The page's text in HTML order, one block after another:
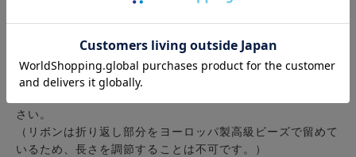
コードレースをカットし2枚縫い合わせ、手に沿う様に形作
っています。
リボンで結ぶ珍しいタイプで、個性的でかつエレガントなグ
ローブはゲストの方からも注目度が高くなります。
さい。
（リボンは折り返し部分をヨーロッパ製高級ビーズで留めて
いるため、長さを調節することは不可です。）